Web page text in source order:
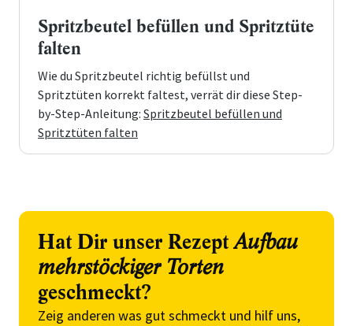
Spritzbeutel befüllen und Spritztüte
falten
Wie du Spritzbeutel richtig befüllst und
Spritztüten korrekt faltest, verrät dir diese Step-
by-Step-Anleitung: Spritzbeutel befüllen und
Spritztüten falten
Hat Dir unser RezeptAufbau
mehrstöckiger Torten
geschmeckt?
Zeig anderen was gut schmeckt und hilf uns,